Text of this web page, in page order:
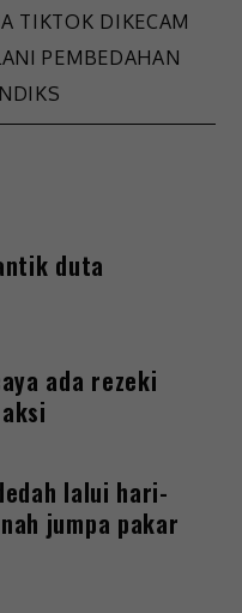
TIKTOK DIKECAM
PEMBEDAHAN
duta
ada rezeki
lalui hari-
jumpa pakar